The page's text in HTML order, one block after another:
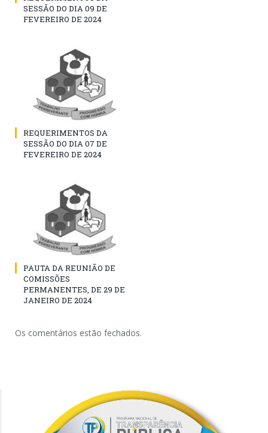
SESSÃO DO DIA 09 DE
FEVEREIRO DE 2024
REQUERIMENTOS DA
SESSÃO DO DIA 07 DE
FEVEREIRO DE 2024
PAUTA DA REUNIÃO DE
COMISSÕES
PERMANENTES, DE 29 DE
JANEIRO DE 2024
Os comentários estão fechados.